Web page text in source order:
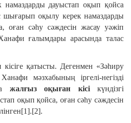
дауыстап оқып қойса
шығарып оқылу керек намаздарды
оған сәһу сәждесін жасау уәжіп
ғалымдары арасында талас
қатысты. Дегенмен «Зәһиру
мәзхабының іргелі-негізді
жалғыз оқыған кісікүндізгі
оқып қойса, оған сәһу сәждесін